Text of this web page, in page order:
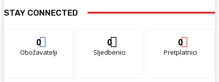
STAY CONNECTED
0
Obožavatelji
0
Sljedbenici
0
Pretplatnici